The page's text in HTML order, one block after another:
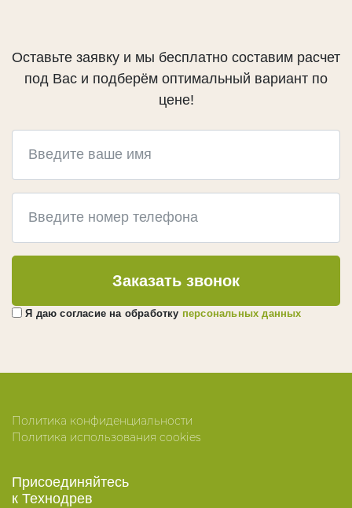
Мебельный щит
Термолиственница
Термолипа
Термоясень
Терморадиата
Teknos
Dusberg
Оставьте заявку и мы бесплатно составим расчет
под Вас и подберём оптимальный вариант по
цене!
Я даю согласие на обработку персональных данных
Заказать звонок
Политика конфиденциальности
Политика использования cookies
Присоединяйтесь
к Технодрев